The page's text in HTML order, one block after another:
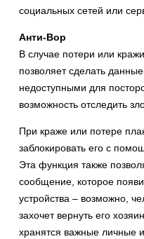
социальных сетей или
Анти-Вор
В случае потери или
позволяет сделать
недоступными для
возможность отследить
При краже или потере
заблокировать его с
Эта функция также
сообщение, которое
устройства – возможно,
захочет вернуть его
хранятся важные личные